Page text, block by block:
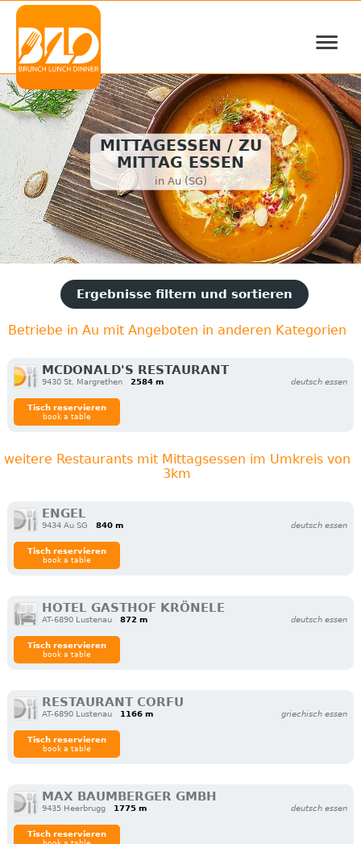
≡
MITTAGESSEN / ZU
MITTAG ESSEN
in Au (SG)
Ergebnisse filtern und sortieren
Betriebe in Au mit Angeboten in anderen Kategorien
MCDONALD'S RESTAURANT
9430 St. Margrethen 2584 m deutsch essen
Tisch reservieren
book a table
weitere Restaurants mit Mittagsessen im Umkreis von
3km
ENGEL
9434 Au SG 840 m deutsch essen
Tisch reservieren
book a table
HOTEL GASTHOF KRÖNELE
AT-6890 Lustenau 872 m deutsch essen
Tisch reservieren
book a table
RESTAURANT CORFU
AT-6890 Lustenau 1166 m griechisch essen
Tisch reservieren
book a table
MAX BAUMBERGER GMBH
9435 Heerbrugg 1775 m deutsch essen
Tisch reservieren